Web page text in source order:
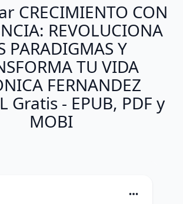
CRECIMIENTO CON
REVOLUCIONA
PARADIGMAS Y
TU VIDA
FERNANDEZ
Gratis - EPUB, PDF y
MOBI